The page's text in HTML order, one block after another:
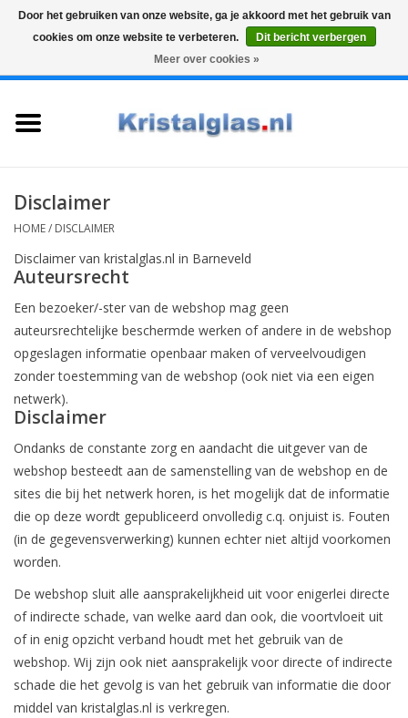
Graveren
Karaffen
Cadeaus
Koffie & Thee
Bar & Wijn
Disclaimer
HOME/ DISCLAIMER
Disclaimer van kristalglas.nl in Barneveld
Auteursrecht
Een bezoeker/-ster van de webshop mag geen
auteursrechtelijke beschermde werken of andere in de webshop
opgeslagen informatie openbaar maken of verveelvoudigen
zonder toestemming van de webshop (ook niet via een eigen
netwerk).
Disclaimer
Ondanks de constante zorg en aandacht die uitgever van de
webshop besteedt aan de samenstelling van de webshop en de
sites die bij het netwerk horen, is het mogelijk dat de informatie
die op deze wordt gepubliceerd onvolledig c.q. onjuist is. Fouten
(in de gegevensverwerking) kunnen echter niet altijd voorkomen
worden.
De webshop sluit alle aansprakelijkheid uit voor enigerlei directe
of indirecte schade, van welke aard dan ook, die voortvloeit uit
of in enig opzicht verband houdt met het gebruik van de
webshop. Wij zijn ook niet aansprakelijk voor directe of indirecte
schade die het gevolg is van het gebruik van informatie die door
middel van kristalglas.nl is verkregen.
Door het gebruiken van onze website, ga je akkoord met het gebruik van
cookies om onze website te verbeteren.
Dit bericht verbergen
Meer over cookies »